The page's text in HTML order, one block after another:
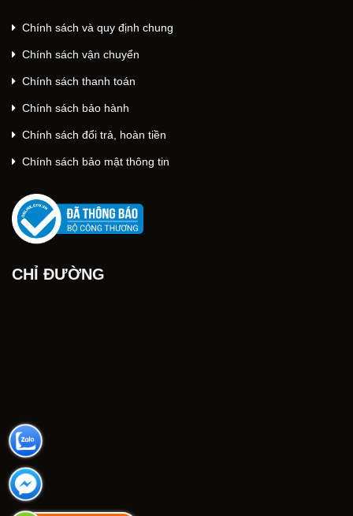
Chính sách và quy định chung
Chính sách vận chuyển
Chính sách thanh toán
Chính sách bảo hành
Chính sách đổi trả, hoàn tiền
Chính sách bảo mật thông tin
CHỈ ĐƯỜNG